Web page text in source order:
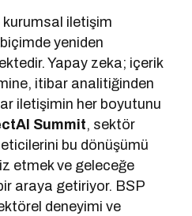
kurumsal iletişim
yeniden
Yapay zeka; içerik
itibar analitiğinden
iletişimin her boyutunu
Summit, sektör
bu dönüşümü
etmek ve geleceğe
araya getiriyor. BSP
deneyimi ve